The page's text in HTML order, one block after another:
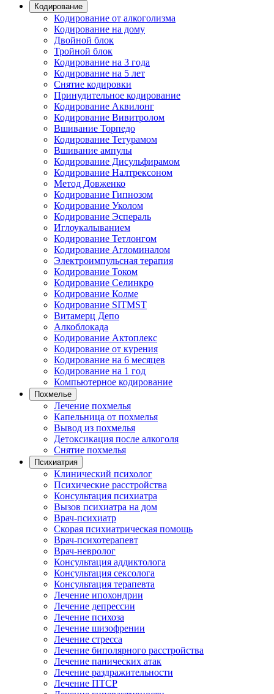
Кодирование
Кодирование от алкоголизма
Кодирование на дому
Двойной блок
Тройной блок
Кодирование на 3 года
Кодирование на 5 лет
Снятие кодировки
Принудительное кодирование
Кодирование Аквилонг
Кодирование Вивитролом
Вшивание Торпедо
Кодирование Тетурамом
Вшивание ампулы
Кодирование Дисульфирамом
Кодирование Налтрексоном
Метод Довженко
Кодирование Гипнозом
Кодирование Уколом
Кодирование Эспераль
Иглоукалыванием
Кодирование Тетлонгом
Кодирование Агломиналом
Электроимпульсная терапия
Кодирование Током
Кодирование Селинкро
Кодирование Колме
Кодирование SITMST
Витамерц Депо
Алкоблокада
Кодирование Актоплекс
Кодирование от курения
Кодирование на 6 месяцев
Кодирование на 1 год
Компьютерное кодирование
Похмелье
Лечение похмелья
Капельница от похмелья
Вывод из похмелья
Детоксикация после алкоголя
Снятие похмелья
Психиатрия
Клинический психолог
Психические расстройства
Консультация психиатра
Вызов психиатра на дом
Врач-психиатр
Скорая психиатрическая помощь
Врач-психотерапевт
Врач-невролог
Консультация аддиктолога
Консультация сексолога
Консультация терапевта
Лечение ипохондрии
Лечение депрессии
Лечение психоза
Лечение шизофрении
Лечение стресса
Лечение биполярного расстройства
Лечение панических атак
Лечение раздражительности
Лечение ПТСР